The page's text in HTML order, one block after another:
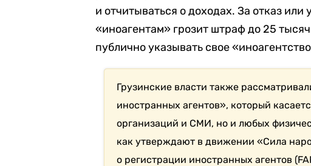
и отчитываться о доходах. За отказ или
«иноагентам» грозит штраф до 25
публично указывать свое
Грузинские власти также
иностранных агентов», который
организаций и СМИ, но и любых
как утверждают в движении «Сила
о регистрации иностранных агентов